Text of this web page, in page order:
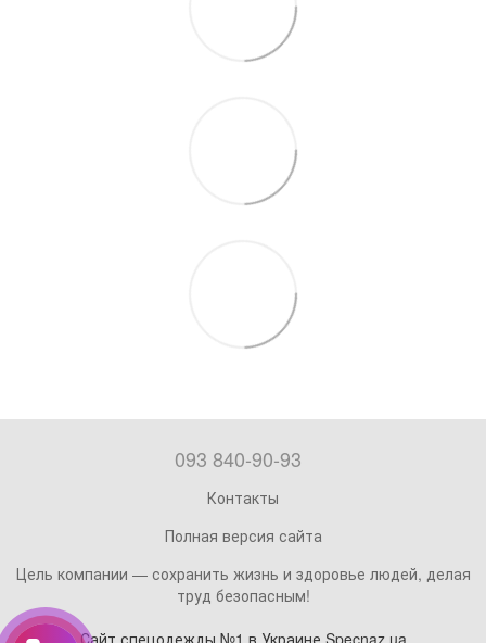
093 840-90-93
Контакты
Полная версия сайта
Цель компании — сохранить жизнь и здоровье людей, делая
труд безопасным!
Сайт спецодежды №1 в Украине Specnaz.ua